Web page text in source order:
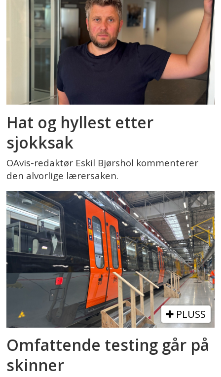
Hat og hyllest etter
sjokksak
OAvis-redaktør Eskil Bjørshol kommenterer
den alvorlige lærersaken.
PLUSS
Omfattende testing går på
skinner